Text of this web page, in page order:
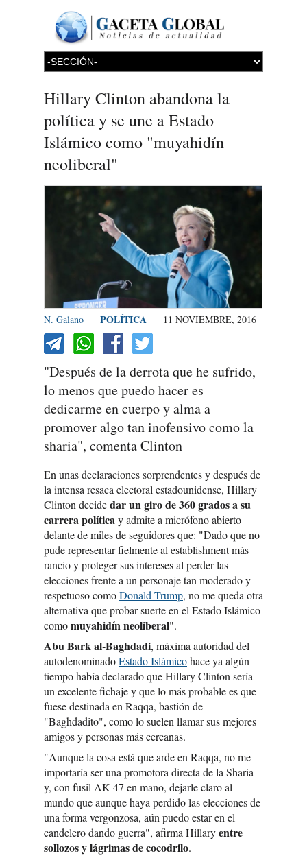
Hillary Clinton abandona la
política y se une a Estado
Islámico como "muyahidín
neoliberal"
N. Galano POLÍTICA 11 NOVIEMBRE, 2016
"Después de la derrota que he sufrido,
lo menos que puedo hacer es
dedicarme en cuerpo y alma a
promover algo tan inofensivo como la
sharia", comenta Clinton
En unas declaraciones sorprendentes y después de
la intensa resaca electoral estadounidense, Hillary
Clinton decidedar un giro de 360 grados a su
carrera políticay admite a micrófono abierto
delante de miles de seguidores que: "Dado que no
pude representar fielmente al establishment más
rancio y proteger sus intereses al perder las
elecciones frente a un personaje tan moderado y
respetuoso comoDonald Trump, no me queda otra
alternativa que probar suerte en el Estado Islámico
comomuyahidín neoliberal".
Abu Bark al-Baghdadi, máxima autoridad del
autodenominadoEstado Islámicohace ya algún
tiempo había declarado que Hillary Clinton sería
un excelente fichaje y que lo más probable es que
fuese destinada en Raqqa, bastión de
"Baghdadito", como lo suelen llamar sus mejores
amigos y personas más cercanas.
"Aunque la cosa está que arde en Raqqa, no me
importaría ser una promotora directa de la Sharia
y, con fusil AK-47 en mano, dejarle claro al
mundo que aunque haya perdido las elecciones de
una forma vergonzosa, aún puedo estar en el
candelero dando guerra", afirma Hillaryentre
sollozos y lágrimas de cocodrilo.